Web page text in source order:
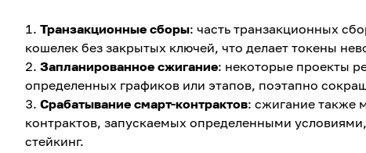
Транзакционные сборы: часть транзакционных
кошелек без закрытых ключей, что делает токены
Запланированное сжигание: некоторые проекты
определенных графиков или этапов, поэтапно
Срабатывание смарт-контрактов: сжигание также
контрактов, запускаемых определенными
стейкинг.